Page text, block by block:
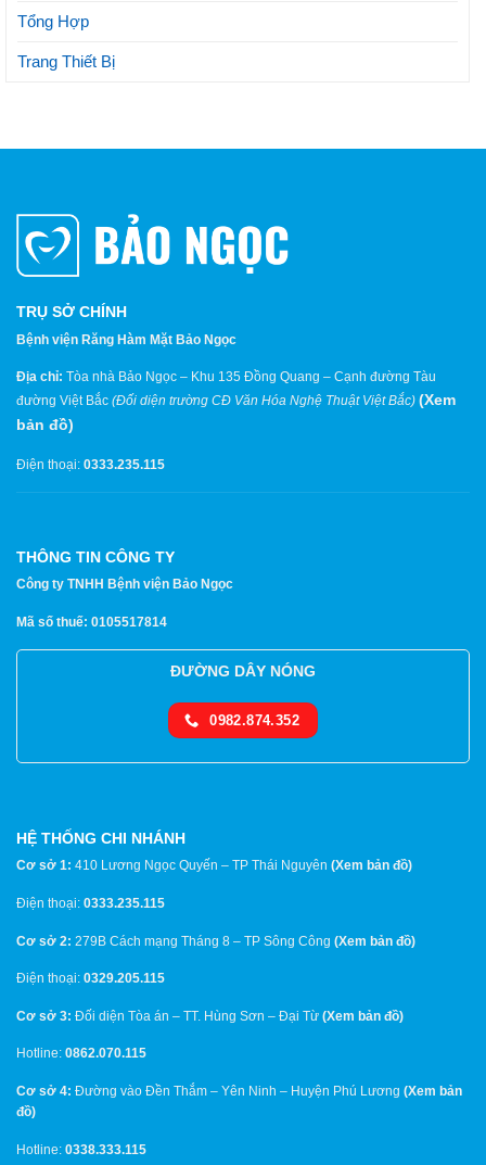
Tổng Hợp
Trang Thiết Bị
TRỤ SỞ CHÍNH
Bệnh viện Răng Hàm Mặt Bảo Ngọc
Địa chỉ: Tòa nhà Bảo Ngọc – Khu 135 Đồng Quang – Cạnh đường Tàu
đường Việt Bắc (Đối diện trường CĐ Văn Hóa Nghệ Thuật Việt Bắc) (Xem
bản đồ)
Điện thoại: 0333.235.115
THÔNG TIN CÔNG TY
Công ty TNHH Bệnh viện Bảo Ngọc
Mã số thuế: 0105517814
ĐƯỜNG DÂY NÓNG
0982.874.352
HỆ THỐNG CHI NHÁNH
Cơ sở 1: 410 Lương Ngọc Quyến – TP Thái Nguyên (Xem bản đồ)
Điện thoại: 0333.235.115
Cơ sở 2: 279B Cách mạng Tháng 8 – TP Sông Công (Xem bản đồ)
Điện thoại: 0329.205.115
Cơ sở 3: Đối diện Tòa án – TT. Hùng Sơn – Đại Từ (Xem bản đồ)
Hotline: 0862.070.115
Cơ sở 4: Đường vào Đền Thắm – Yên Ninh – Huyện Phú Lương (Xem bản
đồ)
Hotline: 0338.333.115